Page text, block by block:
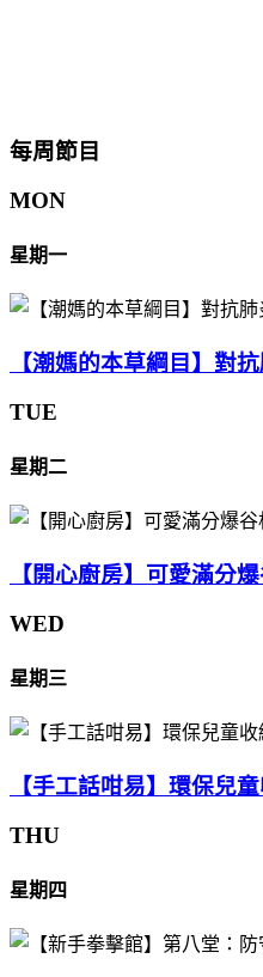
每周節目
MON
星期一
【潮媽的本草綱目】對
TUE
星期二
【開心廚房】可愛滿分
WED
星期三
【手工話咁易】環保兒
THU
星期四